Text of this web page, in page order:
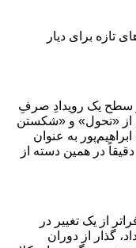
تازه برای دیار
سطح یک رویدادِ صرفِ
از «تحول» و «شکستن
به عنوان
در همین دسته از
از یک تغییر در
گذار از دوران